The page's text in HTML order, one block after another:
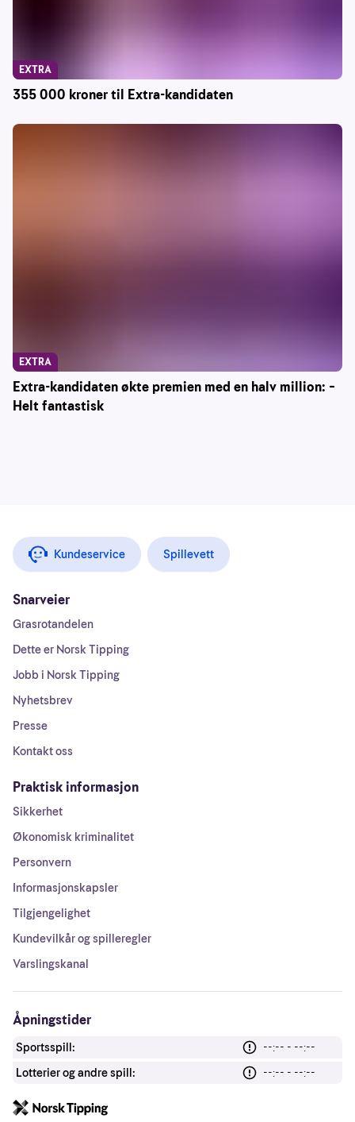
355 000 kroner til Extra-kandidaten
EXTRA
Extra-kandidaten økte premien med en halv million: –
Helt fantastisk
EXTRA
Kundeservice Spillevett
Snarveier
Grasrotandelen
Dette er Norsk Tipping
Jobb i Norsk Tipping
Nyhetsbrev
Presse
Kontakt oss
Praktisk informasjon
Sikkerhet
Økonomisk kriminalitet
Personvern
Informasjonskapsler
Tilgjengelighet
Kundevilkår og spilleregler
Varslingskanal
Åpningstider
Sportsspill:
--:-- - --:--
Lotterier og andre spill:
--:-- - --:--